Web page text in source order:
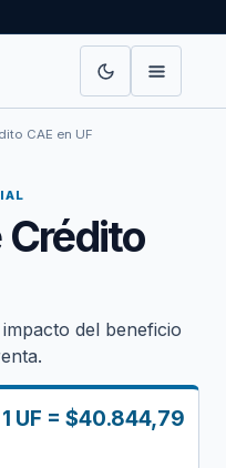
CAE en UF
Crédito
del beneficio
1 UF = $40.844,79